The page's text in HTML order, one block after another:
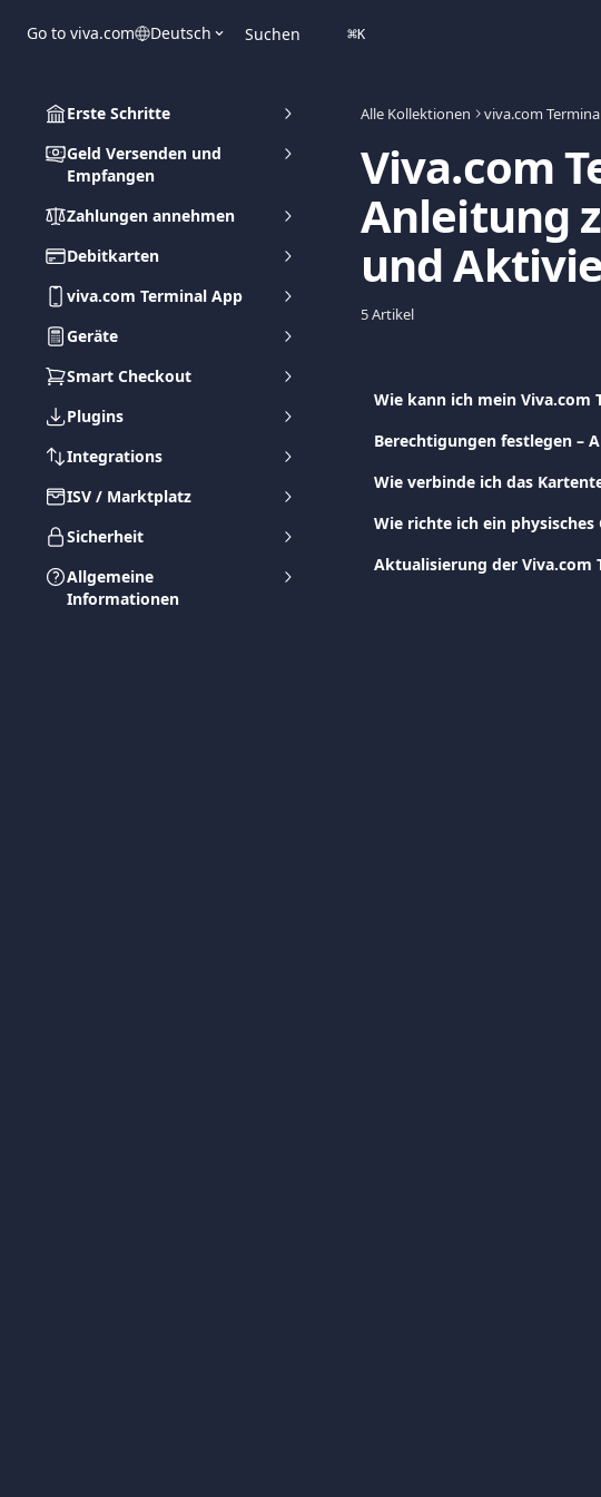
Go to viva.com Deutsch Suchen ⌘K
Erste Schritte
Geld Versenden und
Empfangen
Zahlungen annehmen
Debitkarten
viva.com Terminal App
Geräte
Smart Checkout
Plugins
Integrations
ISV / Marktplatz
Sicherheit
Allgemeine
Informationen
Alle Kollektionen viva.com
Viva.com
Anleitung
und
5 Artikel
Wie kann ich mein Viva.com
Berechtigungen festlegen –
Wie verbinde ich das
Wie richte ich ein
Aktualisierung der Viva.com